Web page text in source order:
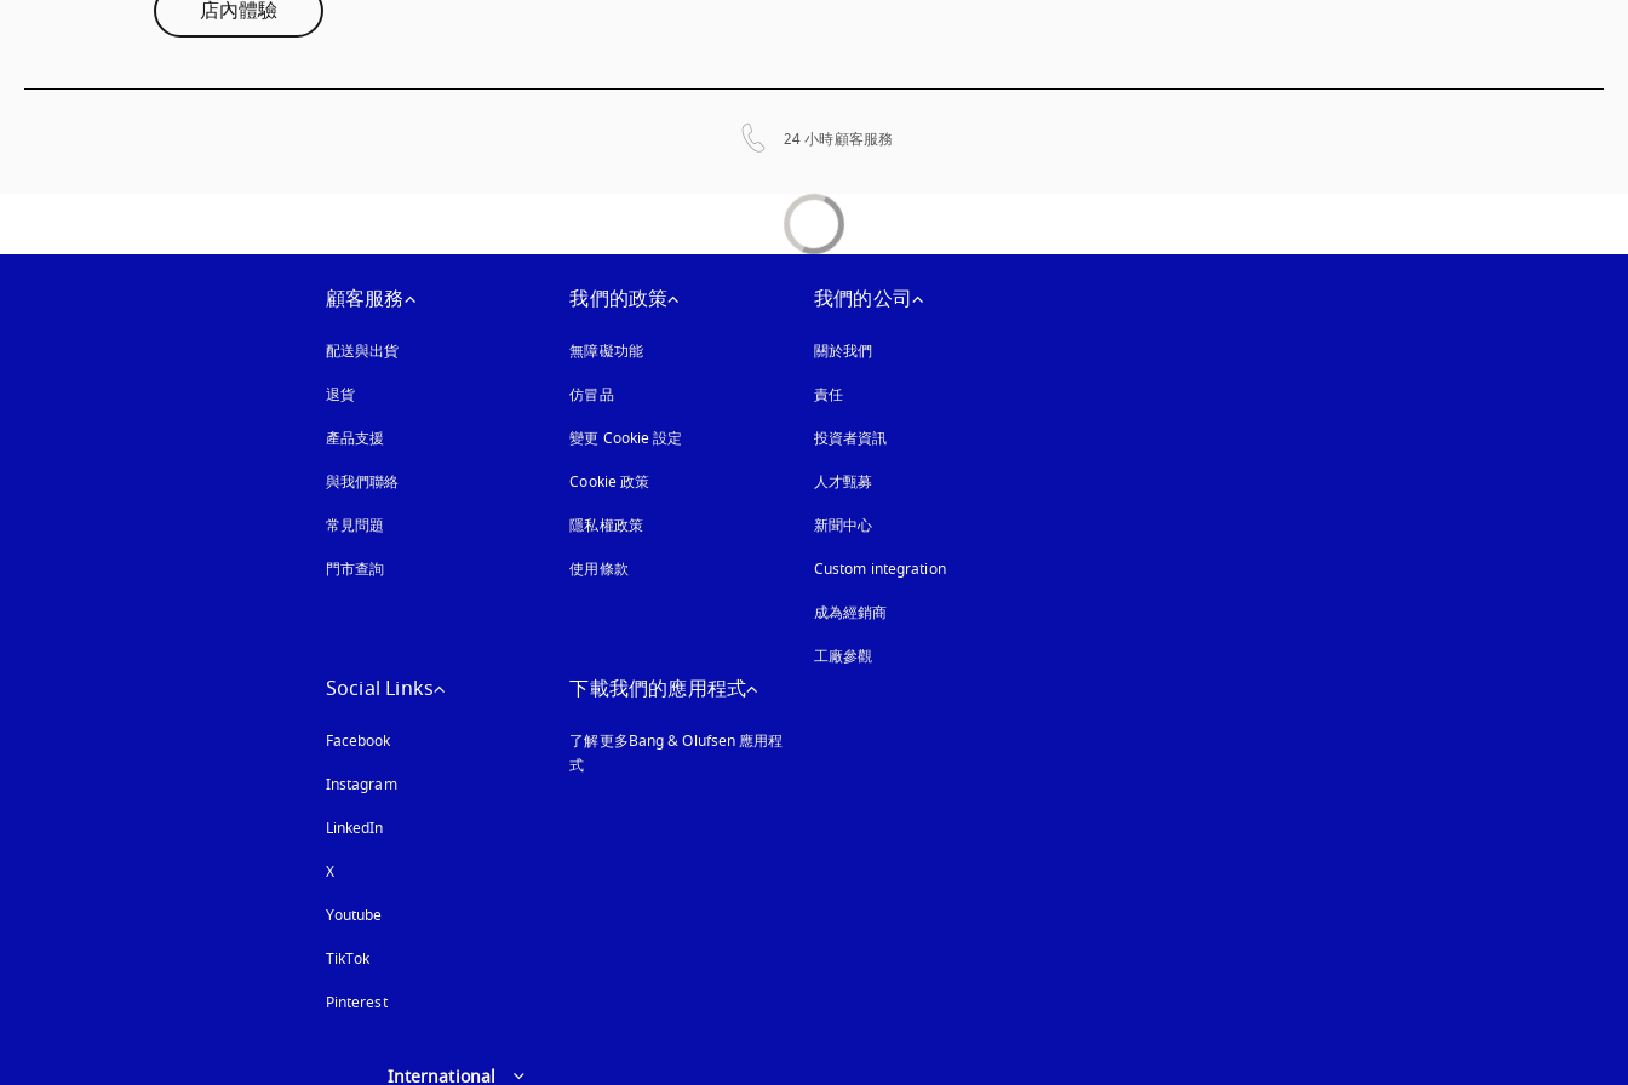
店內體驗
24 小時顧客服務
顧客服務
配送與出貨
退貨
產品支援
與我們聯絡
常見問題
門市查詢
我們的政策
無障礙功能以新標籤頁開啟
仿冒品以新標籤頁開啟
變更 Cookie 設定
Cookie 政策
隱私權政策以新標籤頁開啟
使用條款
我們的公司
關於我們
責任
投資者資訊
人才甄募
新聞中心
Custom integration
成為經銷商
工廠參觀
Social Links
Facebook
Instagram以新標籤頁開啟
LinkedIn
X
Youtube
TikTok
Pinterest
下載我們的應用程式
了解更多Bang & Olufsen 應用程
式
Select country and language
International